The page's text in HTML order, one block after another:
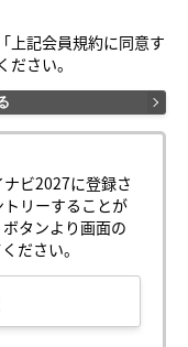
パスワードを登録す
ると当社が判断した
ドを第三者に譲渡
の管理および使用
たは第三者による
負わないものとし
上記会員規約に同意す
さい。
ビ2027に登録さ
リーすることが
タンより画面の
ださい。